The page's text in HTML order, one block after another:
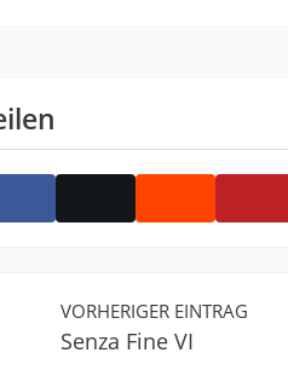
VORHERIGER EINTRAG
Senza Fine VI